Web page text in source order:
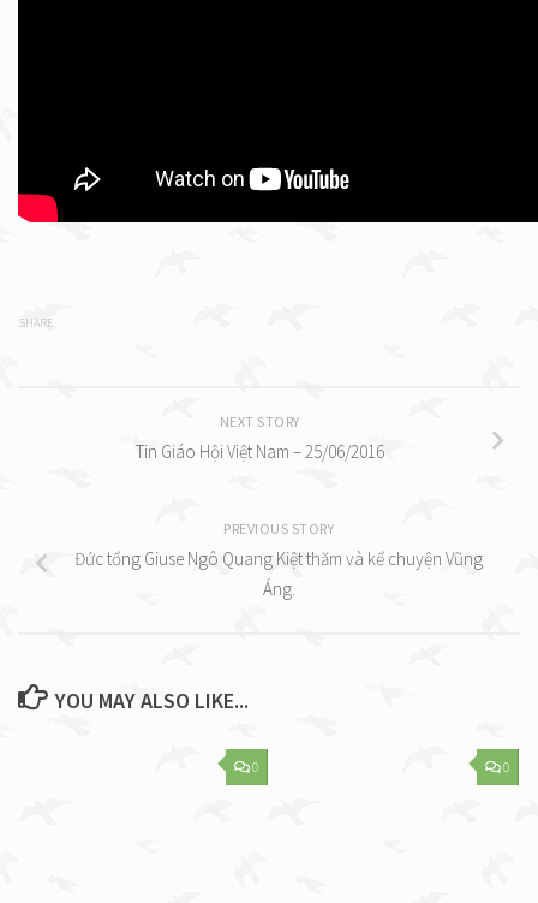
SHARE
NEXT STORY
Tin Giáo Hội Việt Nam – 25/06/2016
PREVIOUS STORY
Đức tổng Giuse Ngô Quang Kiệt thăm và kể chuyện Vũng
Áng.
YOU MAY ALSO LIKE...
0 0